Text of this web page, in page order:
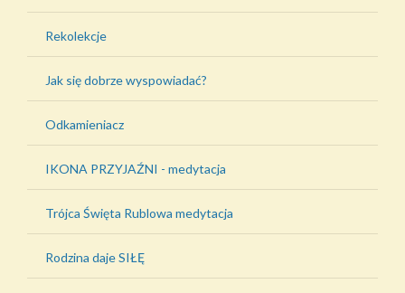
Rekolekcje
Jak się dobrze wyspowiadać?
Odkamieniacz
IKONA PRZYJAŹNI - medytacja
Trójca Święta Rublowa medytacja
Rodzina daje SIŁĘ